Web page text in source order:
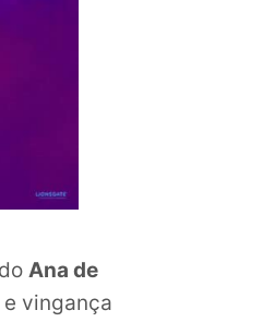
Ana de
vingança